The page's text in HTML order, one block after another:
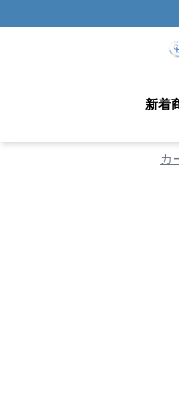
新着
カ